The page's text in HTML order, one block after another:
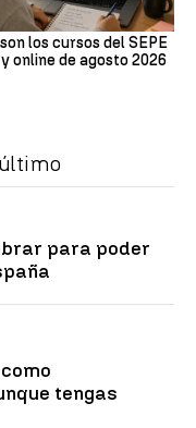
los cursos del SEPE
online de agosto 2026
para poder
tengas